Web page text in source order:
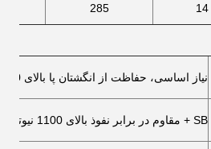
14
285
نیاز اساسی، حفاظت از انگشتان پا بالای 200 جی
SB + مقاوم در برابر نفوذ بالای 1100 نیوتن